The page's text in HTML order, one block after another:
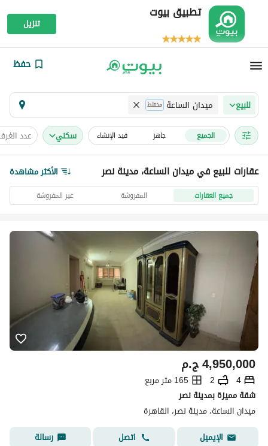
تطبيق بيوت
تنزيل
حفظ
للبيع ميدان الساعة مختلط
الجميع جاهز قيد الإنشاء سكني عدد
عقارات للبيع في ميدان الساعة، مدينة نصر الأكثر مشاهدة
جميع العقارات المفروشة غير المفروشة
ج.م4,950,000
4
2
165 متر مربع
شقة مميزة بمدينة نصر
ميدان الساعة، مدينة نصر، القاهرة
الإيميل
اتصل رسالة